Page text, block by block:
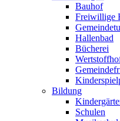
Bauhof
Freiwillige
Hallenbad
Bücherei
Bildung
Schulen